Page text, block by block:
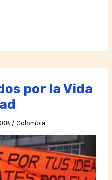
por la Vida
/ Colombia